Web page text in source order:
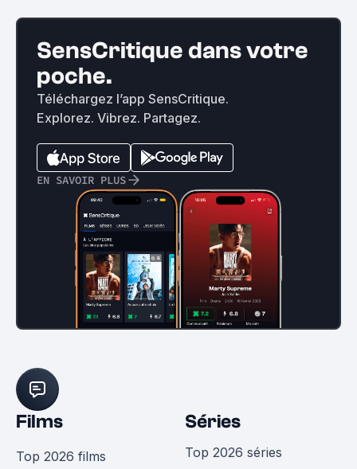
SensCritique dans votre
poche.
Téléchargez l’app SensCritique.
Explorez. Vibrez. Partagez.
EN SAVOIR PLUS
Films
Top 2026 films
Séries
Top 2026 séries